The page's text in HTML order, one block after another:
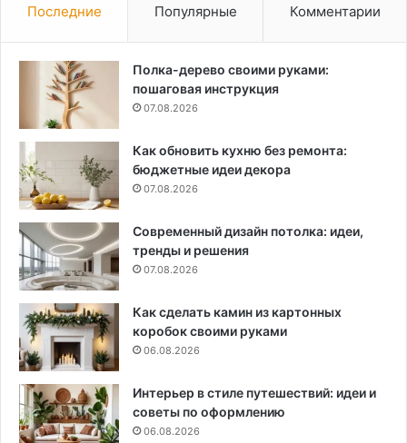
Последние Популярные Комментарии
Полка-дерево своими руками:
пошаговая инструкция
07.08.2026
Как обновить кухню без ремонта:
бюджетные идеи декора
07.08.2026
Современный дизайн потолка: идеи,
тренды и решения
07.08.2026
Как сделать камин из картонных
коробок своими руками
06.08.2026
Интерьер в стиле путешествий: идеи и
советы по оформлению
06.08.2026